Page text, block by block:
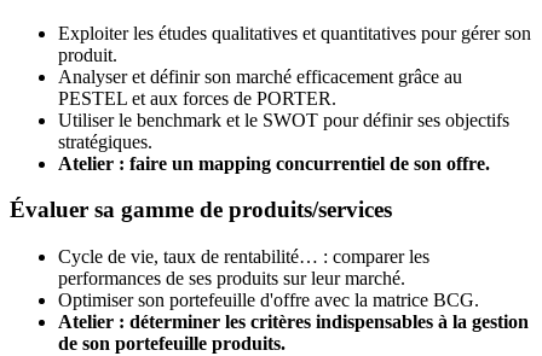
Exploiter les études qualitatives et quantitatives pour gérer son
produit.
Analyser et définir son marché efficacement grâce au
PESTEL et aux forces de PORTER.
Utiliser le benchmark et le SWOT pour définir ses objectifs
stratégiques.
Atelier : faire un mapping concurrentiel de son offre.
Évaluer sa gamme de produits/services
Cycle de vie, taux de rentabilité… : comparer les
performances de ses produits sur leur marché.
Optimiser son portefeuille d'offre avec la matrice BCG.
Atelier : déterminer les critères indispensables à la gestion
de son portefeuille produits.